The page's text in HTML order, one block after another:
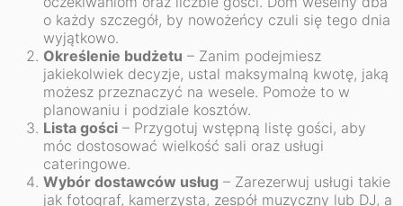
o każdy szczegół, by nowożeńcy czuli się tego dnia
wyjątkowo.
Określenie budżetu – Zanim podejmiesz
jakiekolwiek decyzje, ustal maksymalną kwotę, jaką
możesz przeznaczyć na wesele. Pomoże to w
planowaniu i podziale kosztów.
Lista gości – Przygotuj wstępną listę gości, aby
móc dostosować wielkość sali oraz usługi
cateringowe.
Wybór dostawców usług – Zarezerwuj usługi takie
jak fotograf, kamerzysta, zespół muzyczny lub DJ, a